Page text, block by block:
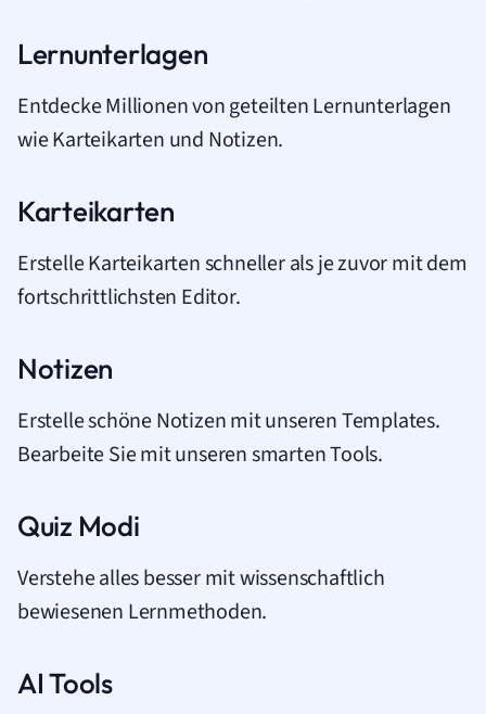
Lernunterlagen
Entdecke Millionen von geteilten Lernunterlagen
wie Karteikarten und Notizen.
Karteikarten
Erstelle Karteikarten schneller als je zuvor mit dem
fortschrittlichsten Editor.
Notizen
Erstelle schöne Notizen mit unseren Templates.
Bearbeite Sie mit unseren smarten Tools.
Quiz Modi
Verstehe alles besser mit wissenschaftlich
bewiesenen Lernmethoden.
AI Tools